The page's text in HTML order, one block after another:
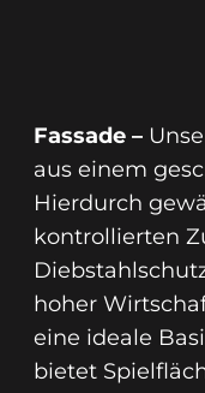
CO₂-Bilanz
erste Wahl ist,
PEDALPARK
jedoch die
Lieferung und
unsere
Fassade –
aus einem
Hierdurch
kontrollierten
hoher
eine ideale
bietet